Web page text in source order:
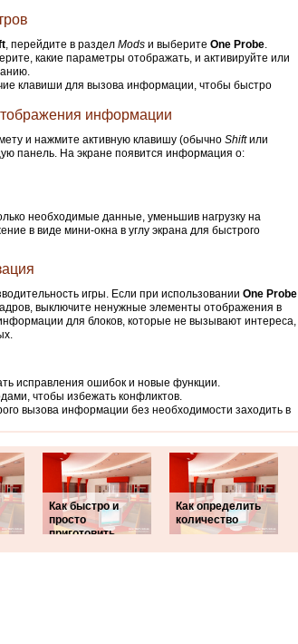
, перейдите в раздел Mods и выберите One Probe.
какие параметры отображать, и активируйте или
клавиши для вызова информации, чтобы быстро
информации
и нажмите активную клавишу (обычно Shiftили
панель. На экране появится информация о:
необходимые данные, уменьшив нагрузку на
в виде мини-окна в углу экрана для быстрого
игры. Если при использовании One Probe
выключите ненужные элементы отображения в
для блоков, которые не вызывают интереса,
исправления ошибок и новые функции.
чтобы избежать конфликтов.
вызова информации без необходимости заходить в
Как быстро и
просто
приготовить
Как определить
количество